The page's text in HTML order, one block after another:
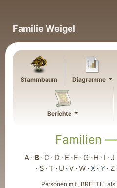
Familie Weigel
Stammbaum Diagramme
Berichte
Familien —
A B C D E F G H I J
S T U V W X Y Z
Personen mit „BRETTL“